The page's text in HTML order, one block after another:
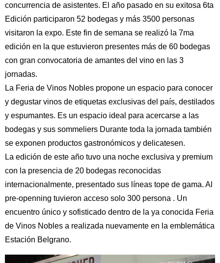
concurrencia de asistentes. El año pasado en su exitosa 6ta
Edición participaron 52 bodegas y más 3500 personas
visitaron la expo. Este fin de semana se realizó la 7ma
edición en la que estuvieron presentes más de 60 bodegas
con gran convocatoria de amantes del vino en las 3
jornadas.
La Feria de Vinos Nobles propone un espacio para conocer
y degustar vinos de etiquetas exclusivas del país, destilados
y espumantes. Es un espacio ideal para acercarse a las
bodegas y sus sommeliers Durante toda la jornada también
se exponen productos gastronómicos y delicatesen.
La edición de este año tuvo una noche exclusiva y premium
con la presencia de 20 bodegas reconocidas
internacionalmente, presentado sus líneas tope de gama. Al
pre-openning tuvieron acceso solo 300 persona . Un
encuentro único y sofisticado dentro de la ya conocida Feria
de Vinos Nobles a realizada nuevamente en la emblemática
Estación Belgrano.